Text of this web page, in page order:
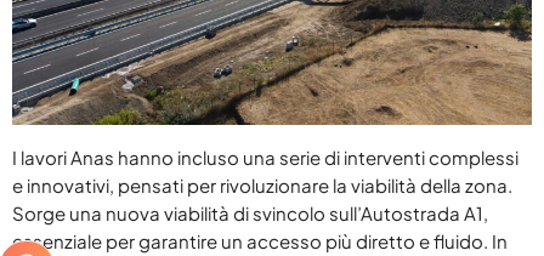
Giochi
Highlights
Lazio
molise
I lavori Anas hanno incluso una serie di interventi complessi
e innovativi, pensati per rivoluzionare la viabilità della zona.
Sorge una nuova viabilità di svincolo sull’Autostrada A1,
essenziale per garantire un accesso più diretto e fluido. In